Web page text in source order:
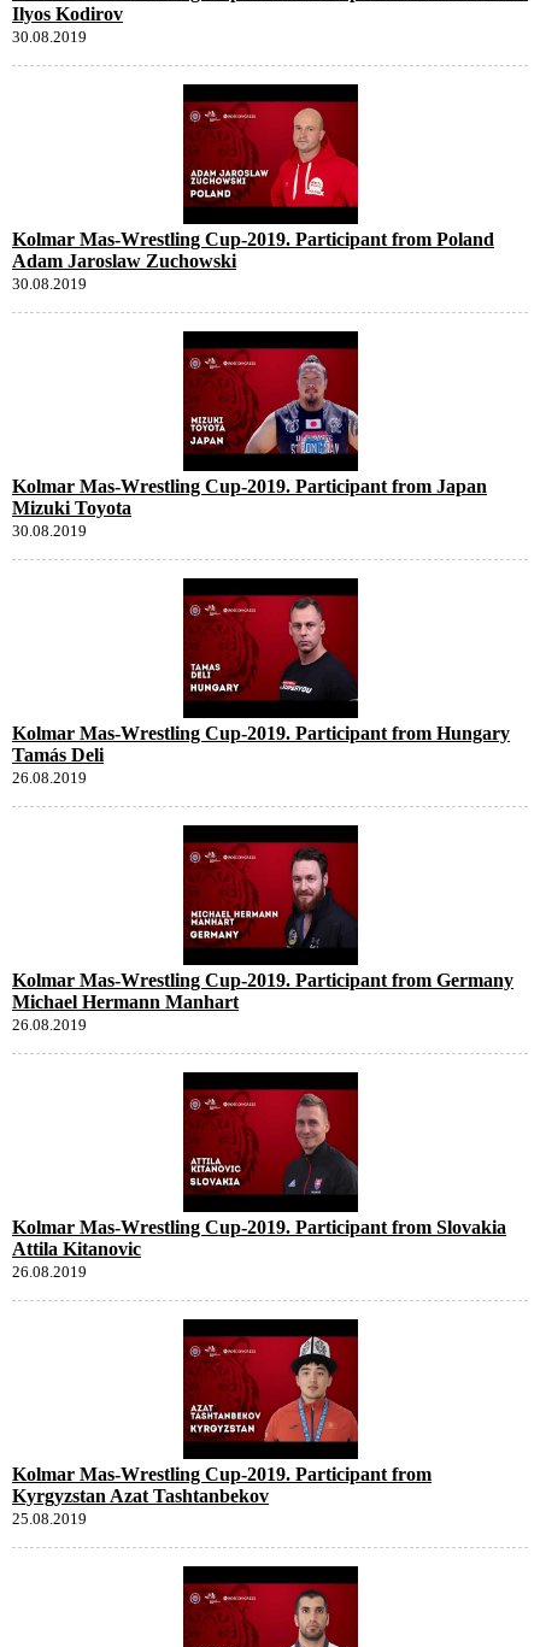
Ilyos Kodirov
30.08.2019
Kolmar Mas-Wrestling Cup-2019. Participant from Poland
Adam Jaroslaw Zuchowski
30.08.2019
Kolmar Mas-Wrestling Cup-2019. Participant from Japan
Mizuki Toyota
30.08.2019
Kolmar Mas-Wrestling Cup-2019. Participant from Hungary
Tamás Deli
26.08.2019
Kolmar Mas-Wrestling Cup-2019. Participant from Germany
Michael Hermann Manhart
26.08.2019
Kolmar Mas-Wrestling Cup-2019. Participant from Slovakia
Attila Kitanovic
26.08.2019
Kolmar Mas-Wrestling Cup-2019. Participant from
Kyrgyzstan Azat Tashtanbekov
25.08.2019